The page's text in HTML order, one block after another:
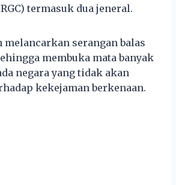
termasuk dua jeneral.
serangan balas
membuka mata banyak
negara yang tidak akan
kekejaman berkenaan.